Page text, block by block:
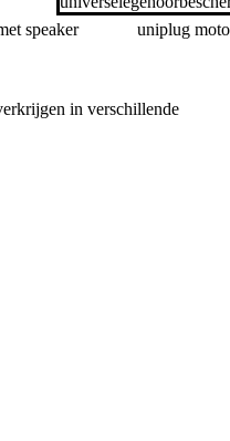
speaker uniplug
in verschillende